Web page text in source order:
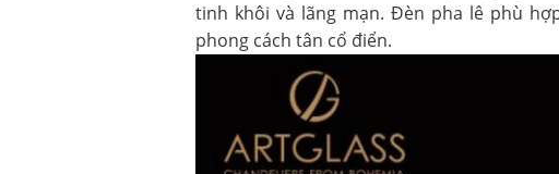
tinh khôi và lãng mạn. Đèn pha lê phù
phong cách tân cổ điển.